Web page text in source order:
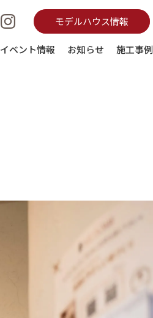
モデルハウス情報
イベント情報 お知らせ 施工事例